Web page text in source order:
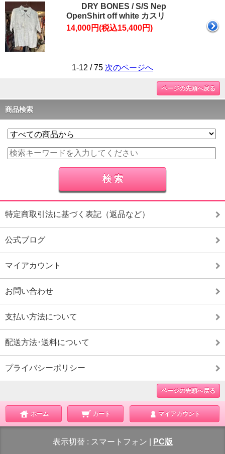
DRY BONES / S/S Nep
OpenShirt off white カスリ
14,000円(税込15,400円)
1-12 / 75 次のページへ
ページの先頭へ戻る
商品検索
特定商取引法に基づく表記（返品など）
公式ブログ
マイアカウント
お問い合わせ
支払い方法について
配送方法･送料について
プライバシーポリシー
ページの先頭へ戻る
ホーム カート マイアカウント
表示切替 : スマートフォン PC版